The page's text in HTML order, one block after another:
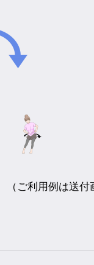
ご利用例は送付